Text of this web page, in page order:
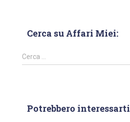
Cerca su Affari Miei:
Cerca …
Potrebbero interessarti